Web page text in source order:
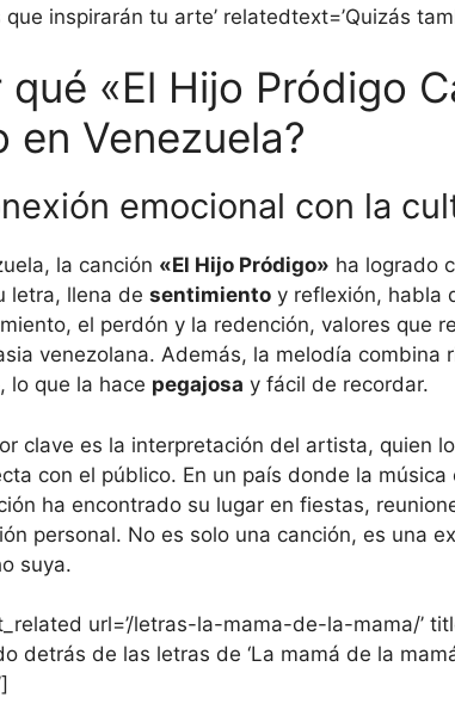
inspirarán tu arte’ relatedtext=’Quizás
qué «El Hijo Pródigo
en Venezuela?
emocional con la
la canción «El Hijo Pródigo» ha logrado
letra, llena de sentimiento y reflexión, habla
el perdón y la redención, valores que
venezolana. Además, la melodía combina
lo que la hace pegajosa y fácil de recordar.
clave es la interpretación del artista, quien
con el público. En un país donde la
ha encontrado su lugar en fiestas,
personal. No es solo una canción, es una
suya.
url=’/letras-la-mama-de-la-mama/’
detrás de las letras de ‘La mamá de la